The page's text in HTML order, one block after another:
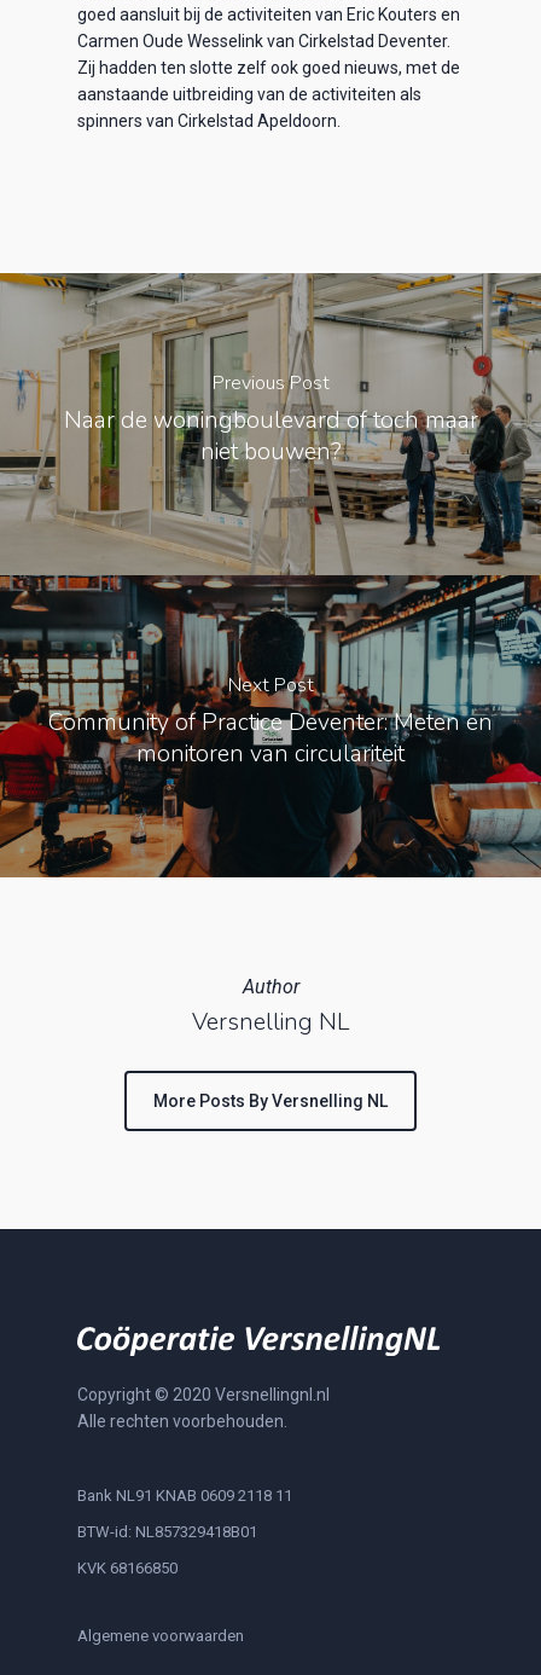
goed aansluit bij de activiteiten van Eric Kouters en
Carmen Oude Wesselink van Cirkelstad Deventer.
Zij hadden ten slotte zelf ook goed nieuws, met de
aanstaande uitbreiding van de activiteiten als
spinners van Cirkelstad Apeldoorn.
Previous Post
Naar de woningboulevard of toch maar
niet bouwen?
Next Post
Community of Practice Deventer: Meten en
monitoren van circulariteit
Author
Versnelling NL
More Posts By Versnelling NL
Copyright © 2020 Versnellingnl.nl
Alle rechten voorbehouden.
Bank NL91 KNAB 0609 2118 11
BTW-id: NL857329418B01
KVK 68166850
Algemene voorwaarden